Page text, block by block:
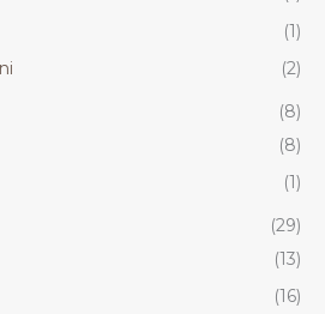
(1)
(2)
(8)
(8)
(1)
(29)
(13)
(16)